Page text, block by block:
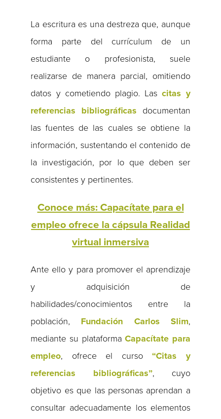
La escritura es una destreza que, aunque
forma parte del currículum de un
estudiante o profesionista, suele
realizarse de manera parcial, omitiendo
datos y cometiendo plagio. Lascitas y
referencias bibliográficas documentan
las fuentes de las cuales se obtiene la
información, sustentando el contenido de
la investigación, por lo que deben ser
consistentes y pertinentes.
Conoce más: Capacítate para el
empleo ofrece la cápsula Realidad
virtual inmersiva
Ante ello y para promover el aprendizaje
y adquisición de
habilidades/conocimientos entre la
población, Fundación Carlos Slim,
mediante su plataformaCapacítate para
empleo, ofrece el curso“Citas y
referencias bibliográficas”, cuyo
objetivo es que las personas aprendan a
consultar adecuadamente los elementos